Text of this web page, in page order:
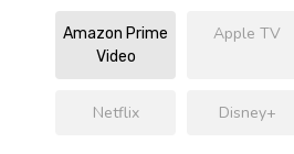
Amazon Prime
Video
Apple TV
Netflix Disney+